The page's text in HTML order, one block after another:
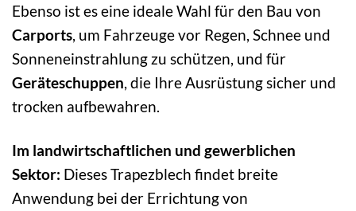
Ebenso ist es eine ideale Wahl für den Bau von
Carports, um Fahrzeuge vor Regen, Schnee und
Sonneneinstrahlung zu schützen, und für
Geräteschuppen, die Ihre Ausrüstung sicher und
trocken aufbewahren.
Im landwirtschaftlichen und gewerblichen
Sektor: Dieses Trapezblech findet breite
Anwendung bei der Errichtung von